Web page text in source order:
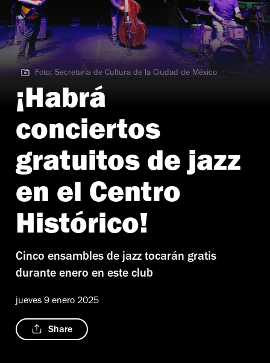
Foto: Secretaría de Cultura de la Ciudad de México
Foto: Secretaría de Cultura de la Ciudad de México
¡Habrá
conciertos
gratuitos de jazz
en el Centro
Histórico!
Cinco ensambles de jazz tocarán gratis
durante enero en este club
jueves 9 enero 2025
Share